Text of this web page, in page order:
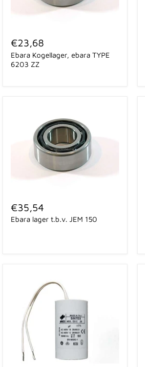
Kogellager,
ebara
TYPE
6203
€23,68
Ebara Kogellager, ebara TYPE
6203 ZZ
lager
t.b.v.
JEM
€35,54
Ebara lager t.b.v. JEM 150